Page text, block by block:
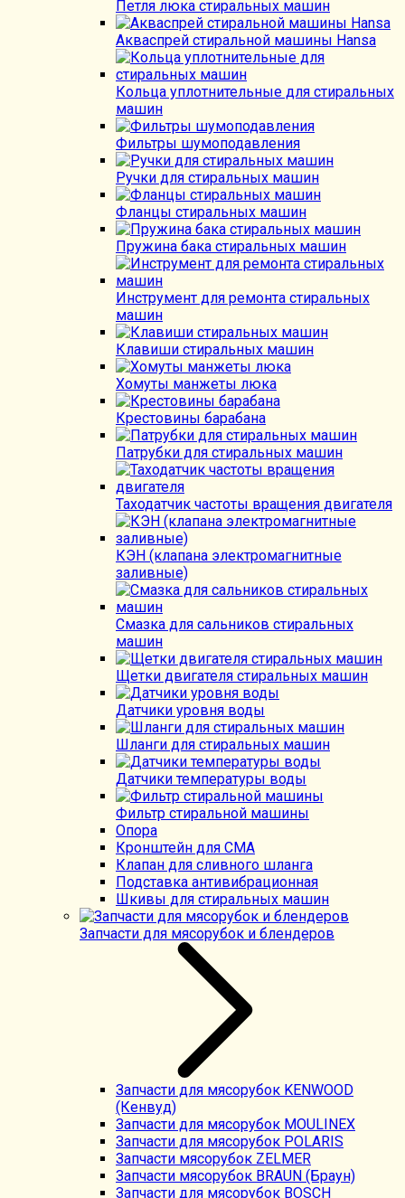
Петля люка стиральных машин
Акваспрей стиральной машины Hansa
Кольца уплотнительные для стиральных
машин
Фильтры шумоподавления
Ручки для стиральных машин
Фланцы стиральных машин
Пружина бака стиральных машин
Инструмент для ремонта стиральных
машин
Клавиши стиральных машин
Хомуты манжеты люка
Крестовины барабана
Патрубки для стиральных машин
Таходатчик частоты вращения двигателя
КЭН (клапана электромагнитные
заливные)
Смазка для сальников стиральных
машин
Щетки двигателя стиральных машин
Датчики уровня воды
Шланги для стиральных машин
Датчики температуры воды
Фильтр стиральной машины
Опора
Кронштейн для СМА
Клапан для сливного шланга
Подставка антивибрационная
Шкивы для стиральных машин
Запчасти для мясорубок и блендеров
Запчасти для мясорубок KENWOOD
(Кенвуд)
Запчасти для мясорубок MOULINEX
Запчасти для мясорубок POLARIS
Запчасти мясорубок ZELMER
Запчасти мясорубок BRAUN (Браун)
Запчасти для мясорубок BOSCH